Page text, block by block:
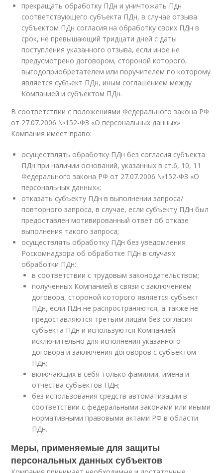
прекращать обработку ПДн и уничтожать Пдн
соответствующего субъекта ПДн, в случае отзыва
субъектом ПДн согласия на обработку своих ПДн в
срок, не превышающий тридцати дней с даты
поступления указанного отзыва, если иное не
предусмотрено договором, стороной которого,
выгодоприобретателем или поручителем по которому
является субъект ПДн, иным соглашением между
Компанией и субъектом ПДн.
В соответствии с положениями Федерального закона РФ
от 27.07.2006 №152-ФЗ «О персональных данных»
Компания имеет право:
осуществлять обработку ПДн без согласия субъекта
ПДн при наличии оснований, указанных в ст.6, 10, 11
Федерального закона РФ от 27.07.2006 №152-ФЗ «О
персональных данных»;
отказать субъекту ПДн в выполнении запроса/
повторного запроса, в случае, если субъекту ПДн был
предоставлен мотивированный ответ об отказе
выполнения такого запроса;
осуществлять обработку ПДн без уведомления
Роскомнадзора об обработке ПДн в случаях
обработки ПДн:
в соответствии с трудовым законодательством;
полученных Компанией в связи с заключением
договора, стороной которого является субъект
ПДн, если ПДн не распространяются, а также не
предоставляются третьим лицам без согласия
субъекта ПДн и используются Компанией
исключительно для исполнения указанного
договора и заключения договоров с субъектом
ПДн;
включающих в себя только фамилии, имена и
отчества субъектов ПДн;
без использования средств автоматизации в
соответствии с федеральными законами или иными
нормативными правовыми актами РФ в области
ПДн.
Меры, применяемые для защиты
персональных данных субъектов